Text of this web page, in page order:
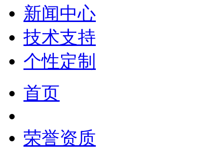
新闻中心
技术支持
个性定制
首页
荣誉资质